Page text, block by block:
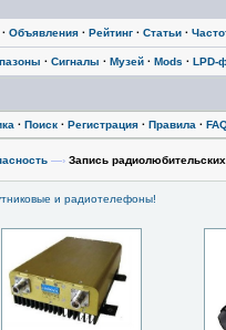
· Объявления · Рейтинг · Статьи ·
· Сигналы · Музей · Mods · LPD-
· Поиск · Регистрация · Правила ·
—› Запись
и радиотелефоны!